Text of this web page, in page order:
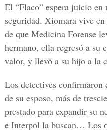
El “Flaco” espera juicio en
seguridad. Xiomara vive
de que Medicina Forense
hermano, ella regresó a su
valor, y llevó a su hijo a la
Los detectives confirmaron
de su esposo, más de
prestado para expandir su
e Interpol la buscan… Los